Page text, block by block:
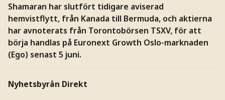
Shamaran har slutfört tidigare aviserad
hemvistflytt, från Kanada till Bermuda, och aktierna
har avnoterats från Torontobörsen TSXV, för att
börja handlas på Euronext Growth Oslo-marknaden
(Ego) senast 5 juni.
Nyhetsbyrån Direkt